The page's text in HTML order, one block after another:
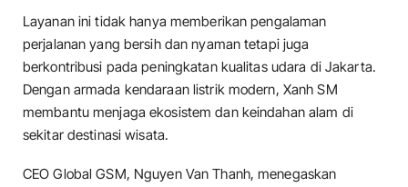
Layanan ini tidak hanya memberikan pengalaman
perjalanan yang bersih dan nyaman tetapi juga
berkontribusi pada peningkatan kualitas udara di Jakarta.
Dengan armada kendaraan listrik modern, Xanh SM
membantu menjaga ekosistem dan keindahan alam di
sekitar destinasi wisata.
CEO Global GSM, Nguyen Van Thanh, menegaskan